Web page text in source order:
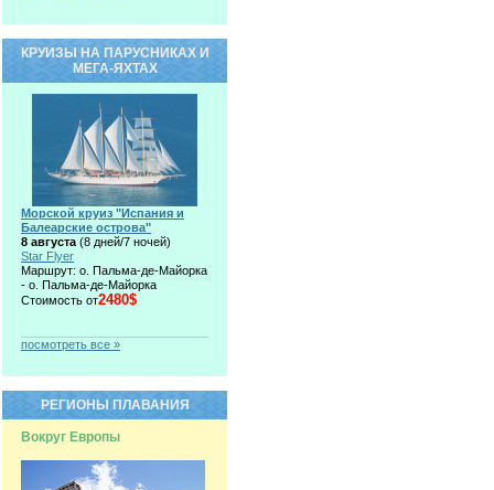
КРУИЗЫ НА ПАРУСНИКАХ И
МЕГА-ЯХТАХ
Морской круиз "Испания и
Балеарские острова"
8 августа (8 дней/7 ночей)
Star Flyer
Маршрут: о. Пальма-де-Майорка
- о. Пальма-де-Майорка
Стоимость от2480$
посмотреть все »
РЕГИОНЫ ПЛАВАНИЯ
Вокруг Европы